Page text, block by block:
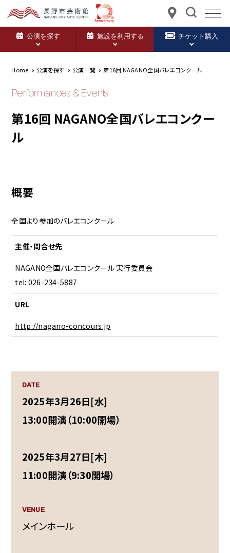
公演を探す 施設を利用する チケット購入
Home 公演を探す 公演一覧 第16回 NAGANO全国バレエコンクール
Performances & Events
第16回 NAGANO全国バレエコンクー
ル
概要
全国より参加のバレエコンクール
主催・問合せ先
NAGANO全国バレエコンクール 実行委員会
tel: 026-234-5887
URL
http://nagano-concours.jp
DATE
2025年3月26日[水]
13:00開演（10:00開場）
2025年3月27日[木]
11:00開演（9:30開場）
VENUE
メインホール